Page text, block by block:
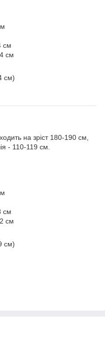
см
см
см)
на зріст 180-190 см,
- 110-119 см.
см
см
см)